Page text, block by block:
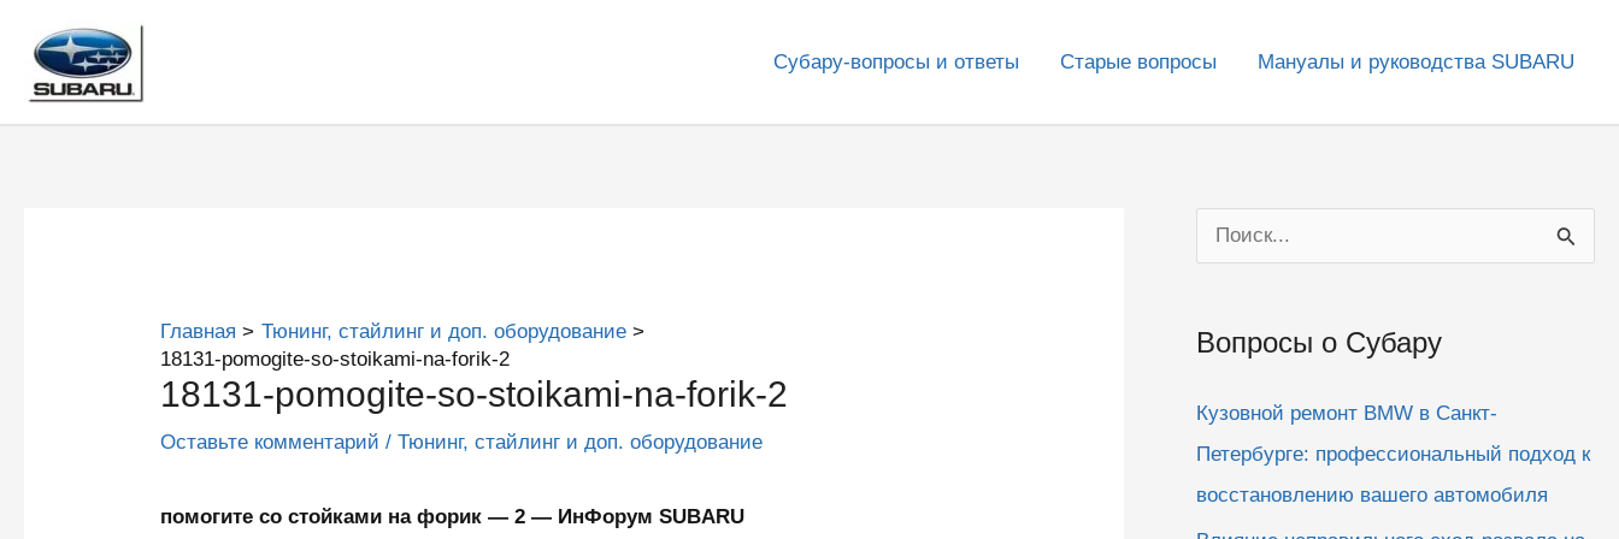
содержимому
Субару-вопросы и ответы Старые вопросы Мануалы и руководства SUBARU
Главная
Тюнинг, стайлинг и доп. оборудование
18131-pomogite-so-stoikami-na-forik-2
18131-pomogite-so-stoikami-na-forik-2
Оставьте комментарий /Тюнинг, стайлинг и доп. оборудование
помогите со стойками на форик — 2 — ИнФорум SUBARU
о
с
Вопросы о Субару
Кузовной ремонт BMW в Санкт-
Петербурге: профессиональный подход к
восстановлению вашего автомобиля